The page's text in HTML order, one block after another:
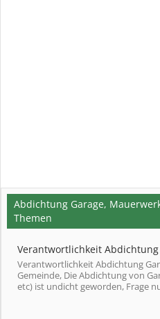
Abdichtung Garage,
Themen
Verantwortlichkeit Abdichtung
Verantwortlichkeit Abdichtung
Gemeinde, Die Abdichtung von
etc) ist undicht geworden, Frage